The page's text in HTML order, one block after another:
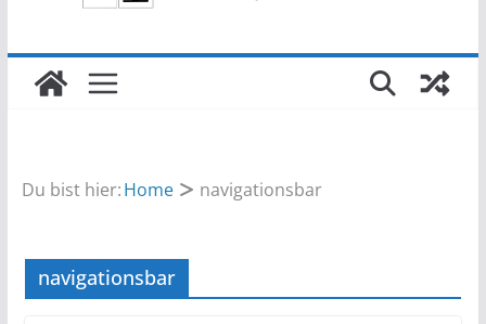
Du bist hier:Home navigationsbar
navigationsbar